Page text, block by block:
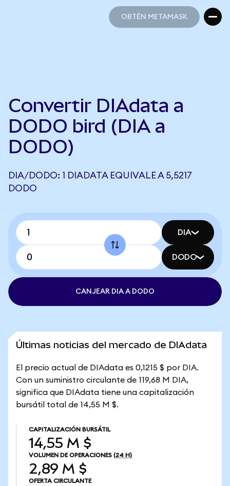
OBTÉN METAMASK
Convertir DIAdata a
DODO bird (DIA a
DODO)
DIA/DODO: 1 DIADATA EQUIVALE A 5,5217
DODO
DIA
DODO
CANJEAR DIA A DODO
Últimas noticias del mercado de DIAdata
El precio actual de DIAdata es 0,1215 $ por DIA.
Con un suministro circulante de 119,68 M DIA,
significa que DIAdata tiene una capitalización
bursátil total de 14,55 M $.
CAPITALIZACIÓN BURSÁTIL
14,55 M $
VOLUMEN DE OPERACIONES (24 H)
2,89 M $
OFERTA CIRCULANTE